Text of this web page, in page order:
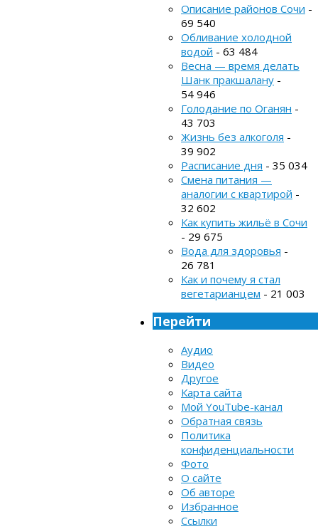
Описание районов Сочи -
69 540
Обливание холодной
водой - 63 484
Весна — время делать
Шанк пракшалану -
54 946
Голодание по Оганян -
43 703
Жизнь без алкоголя -
39 902
Расписание дня - 35 034
Смена питания —
аналогии с квартирой -
32 602
Как купить жильё в Сочи
- 29 675
Вода для здоровья -
26 781
Как и почему я стал
вегетарианцем - 21 003
Перейти
Аудио
Видео
Другое
Карта сайта
Мой YouTube-канал
Обратная связь
Политика
конфиденциальности
Фото
О сайте
Об авторе
Избранное
Ссылки